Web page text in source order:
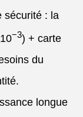
sécurité : la
10−3) + carte
du
longue